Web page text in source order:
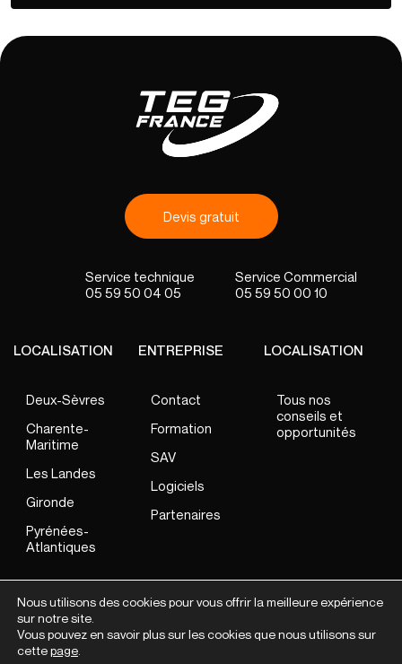
Devis gratuit
05 59 50 04 05
05 59 50 00 10
LOCALISATION
Deux-Sèvres
Charente-
Maritime
Les Landes
Gironde
Pyrénées-
Atlantiques
ENTREPRISE
Contact
Formation
SAV
Logiciels
Partenaires
LOCALISATION
Tous nos
conseils et
opportunités
TEG France 2026
CGUMentions légalesPlan du site
Nous utilisons des cookies pour vous offrir la meilleure expérience
sur notre site.
Vous pouvez en savoir plus sur les cookies que nous utilisons sur
cettepage